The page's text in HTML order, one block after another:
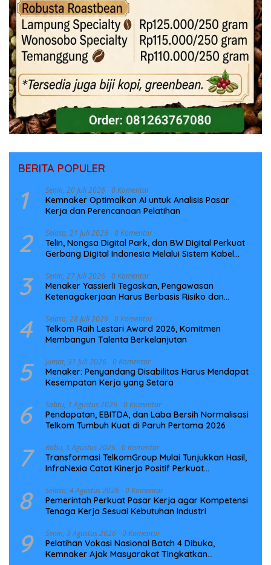
BERITA POPULER
1 Senin, 20 Juli 2026 0 Komentar
Kemnaker Optimalkan AI untuk Analisis Pasar
Kerja dan Perencanaan Pelatihan
2 Selasa, 21 Juli 2026 0 Komentar
Telin, Nongsa Digital Park, dan BW Digital Perkuat
Gerbang Digital Indonesia Melalui Sistem Kabel
3 Senin, 27 Juli 2026 0 Komentar
Menaker Yassierli Tegaskan, Pengawasan
Ketenagakerjaan Harus Berbasis Risiko dan
4 Selasa, 28 Juli 2026 0 Komentar
Telkom Raih Lestari Award 2026, Komitmen
Membangun Talenta Berkelanjutan
5 Jumat, 31 Juli 2026 0 Komentar
Menaker: Penyandang Disabilitas Harus Mendapat
Kesempatan Kerja yang Setara
6 Sabtu, 1 Agustus 2026 0 Komentar
Pendapatan, EBITDA, dan Laba Bersih Normalisasi
Telkom Tumbuh Kuat di Paruh Pertama 2026
7 Rabu, 5 Agustus 2026 0 Komentar
Transformasi TelkomGroup Mulai Tunjukkan Hasil,
InfraNexia Catat Kinerja Positif Perkuat
8 Selasa, 4 Agustus 2026 0 Komentar
Pemerintah Perkuat Pasar Kerja agar Kompetensi
Tenaga Kerja Sesuai Kebutuhan Industri
9 Senin, 3 Agustus 2026 0 Komentar
Pelatihan Vokasi Nasional Batch 4 Dibuka,
Kemnaker Ajak Masyarakat Tingkatkan